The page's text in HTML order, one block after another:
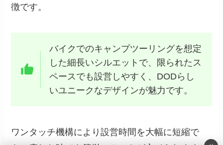
徴です。
バイクでのキャンプツーリングを想定
した細長いシルエットで、限られたス
ペースでも設営しやすく、DODらし
いユニークなデザインが魅力です。
ワンタッチ機構により設営時間を大幅に短縮で